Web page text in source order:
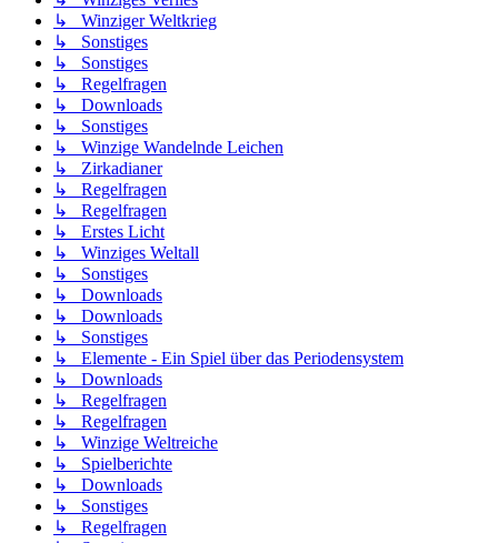
↳ Winziger Weltkrieg
↳ Sonstiges
↳ Sonstiges
↳ Regelfragen
↳ Downloads
↳ Sonstiges
↳ Winzige Wandelnde Leichen
↳ Zirkadianer
↳ Regelfragen
↳ Regelfragen
↳ Erstes Licht
↳ Winziges Weltall
↳ Sonstiges
↳ Downloads
↳ Downloads
↳ Sonstiges
↳ Elemente - Ein Spiel über das Periodensystem
↳ Downloads
↳ Regelfragen
↳ Regelfragen
↳ Winzige Weltreiche
↳ Spielberichte
↳ Downloads
↳ Sonstiges
↳ Regelfragen